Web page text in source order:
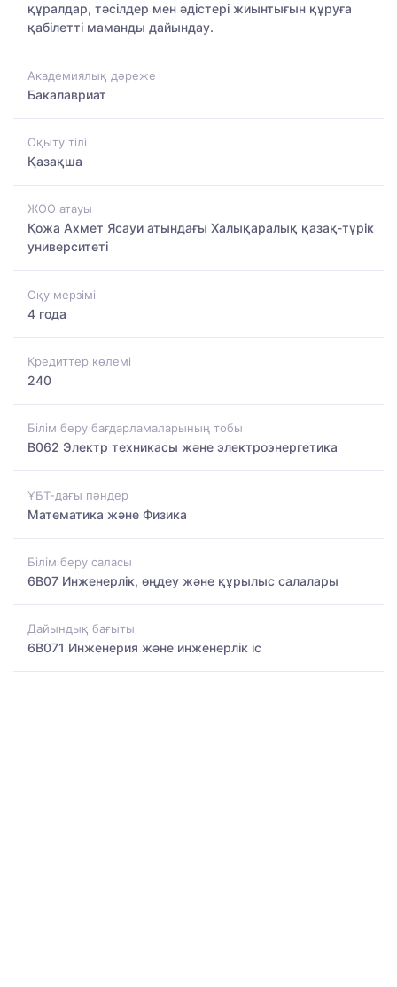
құралдар, тәсілдер мен әдістері жиынтығын құруға
қабілетті маманды дайындау.
Академиялық дәреже
Бакалавриат
Оқыту тілі
Қазақша
ЖОО атауы
Қожа Ахмет Ясауи атындағы Халықаралық қазақ-түрiк
университетi
Оқу мерзімі
4 года
Кредиттер көлемі
240
Білім беру бағдарламаларының тобы
B062 Электр техникасы және электроэнергетика
ҰБТ-дағы пәндер
Математика және Физика
Білім беру саласы
6B07 Инженерлік, өңдеу және құрылыс салалары
Дайындық бағыты
6B071 Инженерия және инженерлік іс